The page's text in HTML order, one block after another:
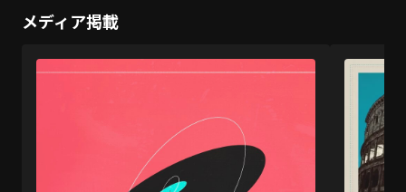
メディア掲載